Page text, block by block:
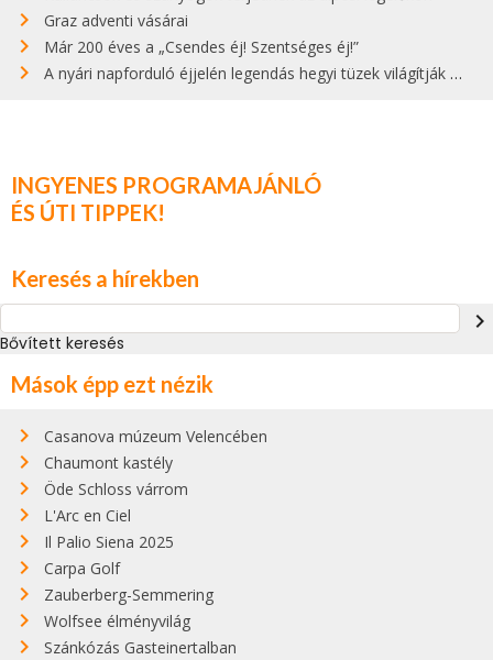
Graz adventi vásárai
Már 200 éves a „Csendes éj! Szentséges éj!”
A nyári napforduló éjjelén legendás hegyi tüzek világítják meg Zugspitzét
INGYENES PROGRAMAJÁNLÓ
ÉS ÚTI TIPPEK!
Keresés a hírekben
navigate_next
Bővített keresés
Mások épp ezt nézik
Casanova múzeum Velencében
Chaumont kastély
Öde Schloss várrom
L'Arc en Ciel
Il Palio Siena 2025
Carpa Golf
Zauberberg-Semmering
Wolfsee élményvilág
Szánkózás Gasteinertalban